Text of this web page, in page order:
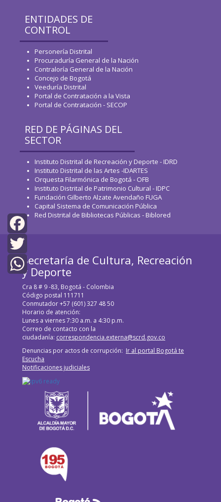
Facebook
Twitter
WhatsApp
ENTIDADES DE
CONTROL
Personería Distrital
Procuraduría General de la Nación
Contraloría General de la Nación
Concejo de Bogotá
Veeduría Distrital
Portal de Contratación a la Vista
Portal de Contratación - SECOP
RED DE PÁGINAS DEL
SECTOR
Instituto Distrital de Recreación y Deporte - IDRD
Instituto Distrital de las Artes -IDARTES
Orquesta Filarmónica de Bogotá - OFB
Instituto Distrital de Patrimonio Cultural - IDPC
Fundación Gilberto Alzate Avendaño FUGA
Capital Sistema de Comunicación Pública
Red Distrital de Bibliotecas Públicas - Biblored
Secretaría de Cultura, Recreación
y Deporte
Cra 8 # 9 -83, Bogotá - Colombia
Código postal 111711
Conmutador +57 (601) 327 48 50
Horario de atención:
Lunes a viernes 7:30 a.m. a 4:30 p.m.
Correo de contacto con la
ciudadanía: correspondencia.externa@scrd.gov.co
Denuncias por actos de corrupción: Ir al portal Bogotá te
Escucha
Notificaciones judiciales